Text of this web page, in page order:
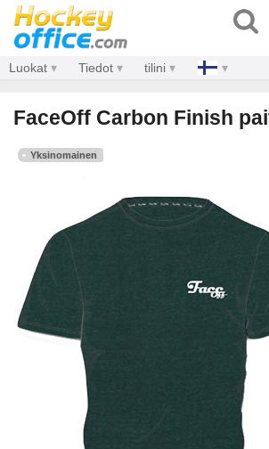
Luokat Tiedot tilini
FaceOff Carbon Finish
Yksinomainen